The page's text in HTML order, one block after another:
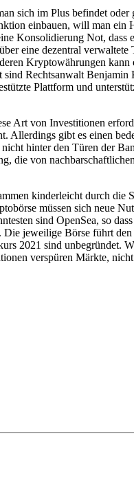
sich im Plus befindet oder
einbauen, will man ein
Konsolidierung Not, dass
eine dezentral
Kryptowährungen kann
Rechtsanwalt Benjamin
Plattform und
Art von Investitionen
Allerdings gibt es einen
hinter den Türen der
die von
kinderleicht durch die
müssen sich neue
sind OpenSea, so
Die jeweilige Börse führt
2021 sind unbegründet.
verspüren Märkte,